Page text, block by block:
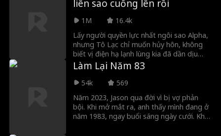
khoáng!
liên sao cuống lên rồi
1M
16.4k
Lấy người quyền lực nhất ngôi sao Alpha,
nhưng Tô Lạc chỉ muốn hủy hôn, không
biết vị điện hạ lạnh lùng kia đã dần dịu
dàng hơn vì cô. Trước mặt người khác
anh là chỉ huy sát phạt, trước mặt cô lại
làm nũng: “Chị, chị định bỏ em nữa ư?”.
buông mối tình này.
Làm Lại Năm 83
54k
569
Năm 2023, Jason qua đời vì bị vợ phản
bội. Khi mở mắt ra, anh thấy mình đang ở
năm 1983, ngay buổi sáng ngày cưới. Khi